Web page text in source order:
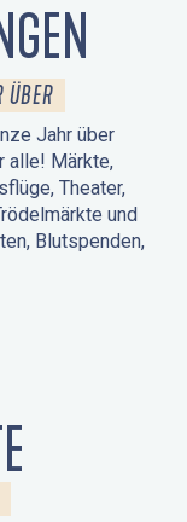
ÜBER
Jahr über
alle! Märkte,
Theater,
und
Blutspenden,